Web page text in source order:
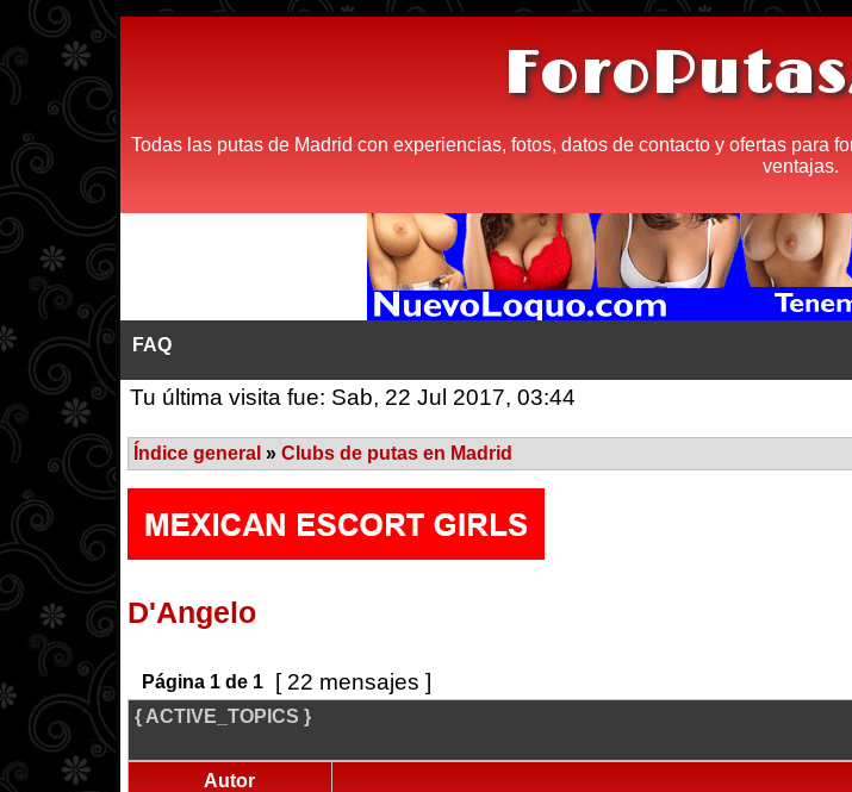
Todas las putas de Madrid con experiencias, fotos, datos de contacto y ofertas para
ventajas.
FAQ
Tu última visita fue: Sab, 22 Jul 2017, 03:44
Índice general » Clubs de putas en Madrid
D'Angelo
Página 1de 1 [ 22 mensajes ]
{ ACTIVE_TOPICS }
Autor